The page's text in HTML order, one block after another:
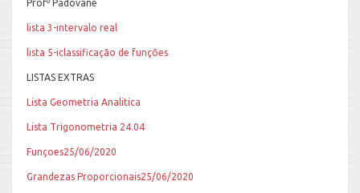
Profº Padovane
lista 3-intervalo real
lista 5-iclassificação de funções
LISTAS EXTRAS
Lista Geometria Analitica
Lista Trigonometria 24.04
Funçoes25/06/2020
Grandezas Proporcionais25/06/2020